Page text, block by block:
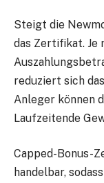
Steigt die
das Zertifikat. Je
reduziert sich
Anleger können
Laufzeitende
Capped-Bonus-
handelbar,